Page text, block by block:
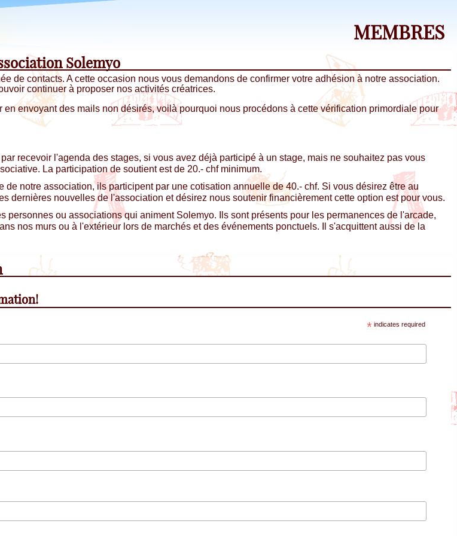
MEMBRES
Solemyo
de contacts. A cette occasion nous vous demandons de confirmer votre adhésion à notre association.
continuer à proposer nos activités créatrices.
envoyant des mails non désirés, voilà pourquoi nous procédons à cette vérification primordiale pour
recevoir l'agenda des stages, si vous avez déjà participé à un stage, mais ne souhaitez pas vous
La participation de soutient est de 20.- chf minimum.
de notre association, ils participent par une cotisation annuelle de 40.- chf. Si vous désirez être au
dernières nouvelles de l'association et désirez nous soutenir financièrement cette option est pour vous.
personnes ou associations qui animent Solemyo. Ils sont présents pour les permanences de l'arcade,
nos murs ou à l'extérieur lors de marchés et des événements ponctuels. Il s'acquittent aussi de la
* indicates required